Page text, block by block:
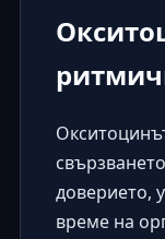
доверието,
време на